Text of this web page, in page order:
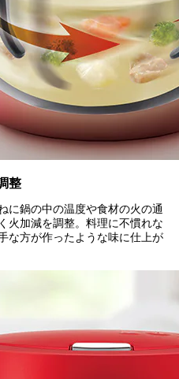
整
に鍋の中の温度や食材の火の通
火加減を調整。料理に不慣れな
な方が作ったような味に仕上が